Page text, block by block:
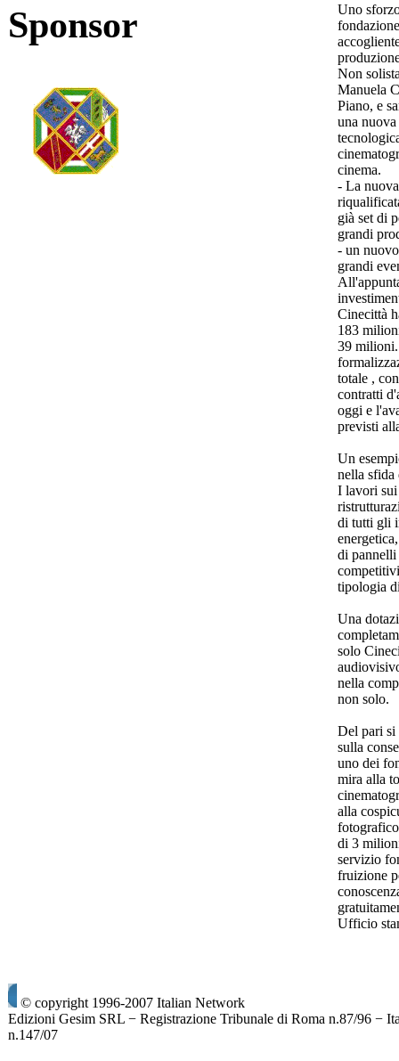
Sponsor
Uno
Non
Manuela
Piano, e
una
cinema.
- La
già set di
grandi
- un
grandi
Cinecittà
183
39
totale ,
contratti
oggi e
previsti
Un
nella sfida
I lavori
di tutti gli
di
tipologia
Una
solo
nella
non solo.
Del pari si
sulla
uno dei
mira alla
alla
di 3
servizio
fruizione
Ufficio
© copyright 1996-2007 Italian Network
Edizioni Gesim SRL − Registrazione Tribunale di Roma n.87/96 −
n.147/07